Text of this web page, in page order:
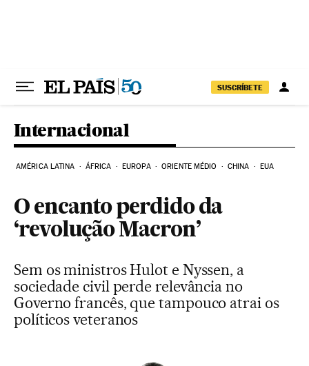
SUSCRÍBETE
Internacional
AMÉRICA LATINA ÁFRICA EUROPA ORIENTE MÉDIO CHINA EUA
O encanto perdido da
‘revolução Macron’
Sem os ministros Hulot e Nyssen, a
sociedade civil perde relevância no
Governo francês, que tampouco atrai os
políticos veteranos